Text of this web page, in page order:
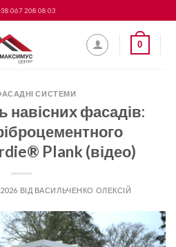
067 208 08 03
0
СИСТЕМИ
навісних фасадів:
Plank (відео)
ВІД ВАСИЛЬЧЕНКО ОЛЕКСІЙ